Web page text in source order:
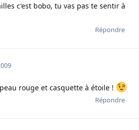
c'est bobo, tu vas pas te sentir à
Répondre
rouge et casquette à étoile !
Répondre